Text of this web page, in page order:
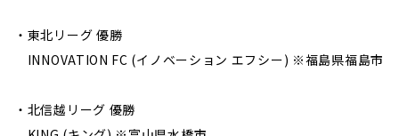
・東北リーグ 優勝
INNOVATION FC (イノベーション エフシー) ※福島県福島市
・北信越リーグ 優勝